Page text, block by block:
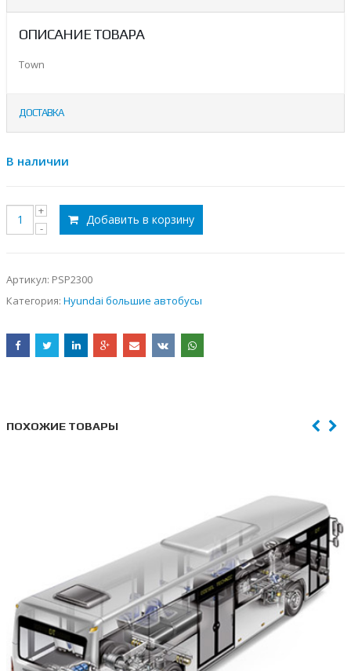
ОПИСАНИЕ ТОВАРА
Town
ДОСТАВКА
В наличии
Добавить в корзину
Артикул: PSP2300
Категория: Hyundai большие автобусы
ПОХОЖИЕ ТОВАРЫ